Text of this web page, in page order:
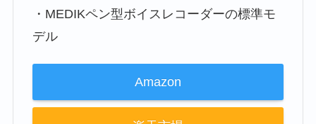
・MEDIKペン型ボイスレコーダーの標準モ
デル
Amazon